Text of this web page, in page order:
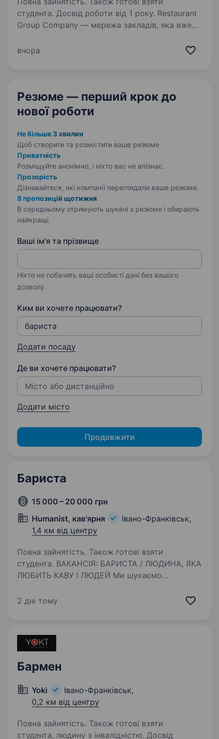
студента. Досвід роботи від 1 року. Restaurant
Group Company — мережа закладів, яка вже
та постійно розвивається. У нашу команду
вчора
Резюме — перший крок до
нової роботи
Не більше 3 хвилин
Щоб створити та розмістити ваше резюме.
Приватність
Розміщуйте анонімно, і ніхто вас не впізнає.
Прозорість
Дізнавайтеся, які компанії переглядали ваше резюме.
8 пропозицій щотижня
В середньому отримують шукачі з резюме і обирають
найкращі.
Ваші ім'я та прізвище
Ніхто не побачить ваші особисті дані без вашого
дозволу.
Ким ви хочете працювати?
Додати посаду
Де ви хочете працювати?
Додати місто
Продовжити
Бариста
15 000 – 20 000 грн
Humanist, кав'ярня
Івано-Франківськ,
1,4 км від центру
Повна зайнятість. Також готові взяти
студента. ВАКАНСІЯ: БАРИСТА / ЛЮДИНА, ЯКА
ЛЮБИТЬ КАВУ І ЛЮДЕЙ Ми шукаємо
не просто наливає каву, а створює настрій
2 дні тому
Бармен
Yoki
Івано-Франківськ,
0,2 км від центру
Повна зайнятість. Також готові взяти
студента, людину з інвалідністю. Досвід